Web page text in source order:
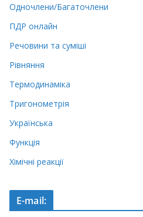
Одночлени/Багаточлени
ПДР онлайн
Речовини та суміші
Рівняння
Термодинаміка
Тригонометрія
Українська
Функція
Хімічні реакції
E-mail: